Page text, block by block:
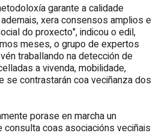
garante a calidade
xera consensos amplios e
do proxecto", indicou o edil,
meses, o grupo de expertos
traballando na detección de
a vivenda, mobilidade,
se contrastarán coa veciñanza dos
porase en marcha un
coas asociacións veciñais